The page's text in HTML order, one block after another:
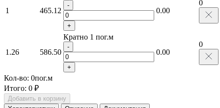
1 465.12
-
+
0.00
0
1.26 586.50
Кратно 1 пог.м
-
+
0.00
0
Кол-во: 0пог.м
Итого: 0 ₽
Добавить в корзину